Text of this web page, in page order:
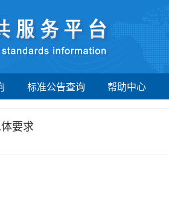
标准公告查询 帮助中心
要求